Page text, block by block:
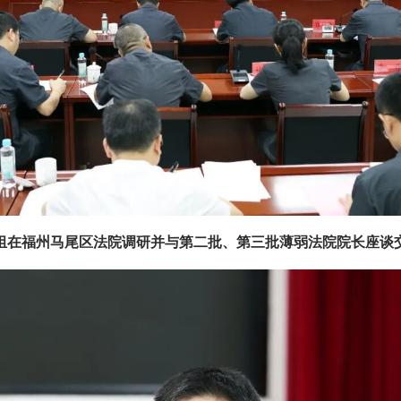
在福州马尾区法院调研并与第二批、第三批薄弱法院院长座谈